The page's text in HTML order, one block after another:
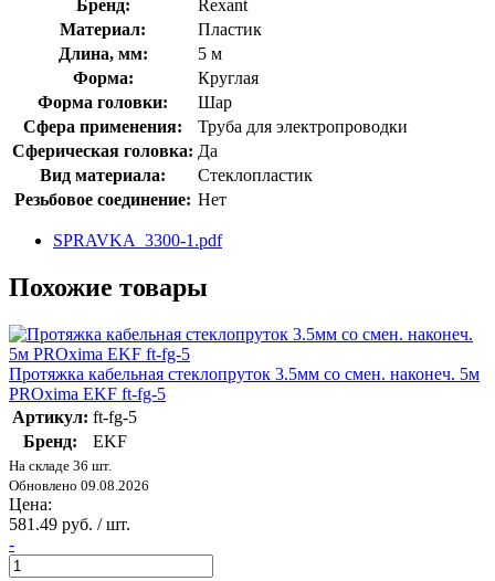
Бренд:
Rexant
Материал:
Пластик
Длина, мм:
5 м
Форма:
Круглая
Форма головки:
Шар
Сфера применения:
Труба для электропроводки
Сферическая головка: Да
Вид материала:
Стеклопластик
Резьбовое соединение: Нет
SPRAVKA_3300-1.pdf
Похожие товары
Протяжка кабельная стеклопруток 3.5мм со смен. наконеч. 5м
PROxima EKF ft-fg-5
Артикул: ft-fg-5
Бренд:
EKF
На складе 36 шт.
Обновлено 09.08.2026
Цена:
581.49 руб. / шт.
-